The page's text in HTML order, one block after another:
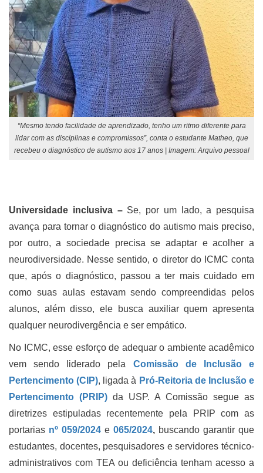
“Mesmo tendo facilidade de aprendizado, tenho um ritmo diferente para
lidar com as disciplinas e compromissos”, conta o estudante Matheo, que
recebeu o diagnóstico de autismo aos 17 anos | Imagem: Arquivo pessoal
Universidade inclusiva –Se, por um lado, a pesquisa
avança para tornar o diagnóstico do autismo mais preciso,
por outro, a sociedade precisa se adaptar e acolher a
neurodiversidade. Nesse sentido, o diretor do ICMC conta
que, após o diagnóstico, passou a ter mais cuidado em
como suas aulas estavam sendo compreendidas pelos
alunos, além disso, ele busca auxiliar quem apresenta
qualquer neurodivergência e ser empático.
No ICMC, esse esforço de adequar o ambiente acadêmico
vem sendo liderado pela Comissão de Inclusão e
Pertencimento (CIP), ligada à Pró-Reitoria de Inclusão e
Pertencimento (PRIP) da USP. A Comissão segue as
diretrizes estipuladas recentemente pela PRIP com as
portarias nº 059/2024 e 065/2024, buscando garantir que
estudantes, docentes, pesquisadores e servidores técnico-
administrativos com TEA ou deficiência tenham acesso a